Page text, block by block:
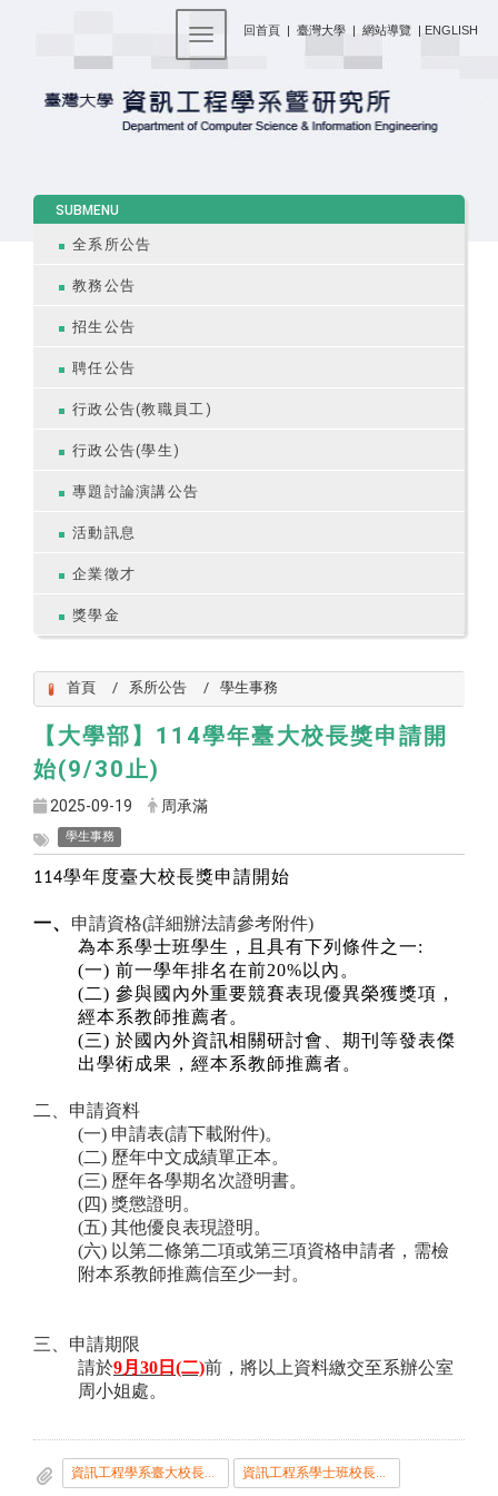
回首頁 | 臺灣大學 | 網站導覽 | ENGLISH
Toggle navigation
SUBMENU
全系所公告
教務公告
招生公告
聘任公告
行政公告(教職員工)
行政公告(學生)
專題討論演講公告
活動訊息
企業徵才
獎學金
首頁 系所公告 學生事務
【大學部】114學年臺大校長獎申請開
始(9/30止)
2025-09-19 周承滿
學生事務
114學年度臺大校長獎申請開始
一、 申請資格(詳細辦法請參考附件)
為本系學士班學生，且具有下列條件之一:
(一) 前一學年排名在前20%以內。
(二) 參與國內外重要競賽表現優異榮獲獎項，
經本系教師推薦者。
(三) 於國內外資訊相關研討會、期刊等發表傑
出學術成果，經本系教師推薦者。
二、申請資料
(一) 申請表(請下載附件)。
(二) 歷年中文成績單正本。
(三) 歷年各學期名次證明書。
(四) 獎懲證明。
(五) 其他優良表現證明。
(六) 以第二條第二項或第三項資格申請者，需檢
附本系教師推薦信至少一封。
三、申請期限
請於9月30日(二)前，將以上資料繳交至系辦公室
周小姐處。
資訊工程學系臺大校長獎施行細則1121225 資訊工程系學士班校長獎申請表